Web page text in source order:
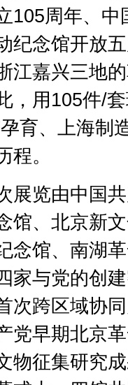
105周年、
纪念馆开放
江嘉兴三地
，用105件/
育、上海制
程。
览由中国共
馆、北京新
念馆、南湖
家与党的创
次跨区域协
党早期北京
物征集研究